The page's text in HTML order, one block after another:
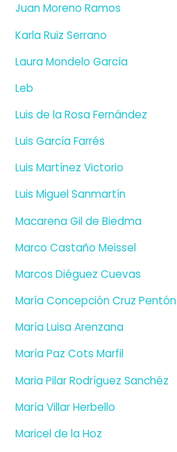
Juan Moreno Ramos
Karla Ruiz Serrano
Laura Mondelo García
Leb
Luis de la Rosa Fernández
Luis García Farrés
Luis Martínez Victorio
Luis Miguel Sanmartín
Macarena Gil de Biedma
Marco Castaño Meissel
Marcos Diéguez Cuevas
María Concepción Cruz Pentón
María Luisa Arenzana
María Paz Cots Marfil
Maria Pilar Rodríguez Sanchéz
María Villar Herbello
Maricel de la Hoz